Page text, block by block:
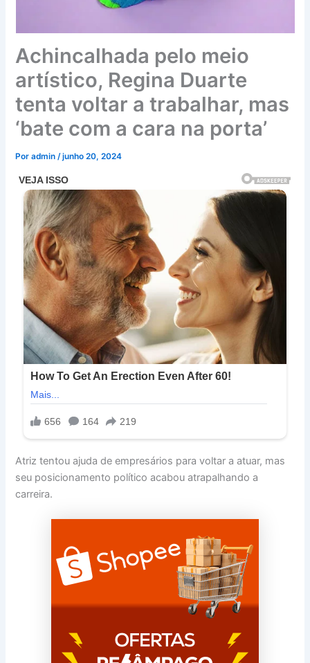
Achincalhada pelo meio
artístico, Regina Duarte
tenta voltar a trabalhar, mas
‘bate com a cara na porta’
Poradmin/junho 20, 2024
Atriz tentou ajuda de empresários para voltar a atuar, mas
seu posicionamento político acabou atrapalhando a
carreira.